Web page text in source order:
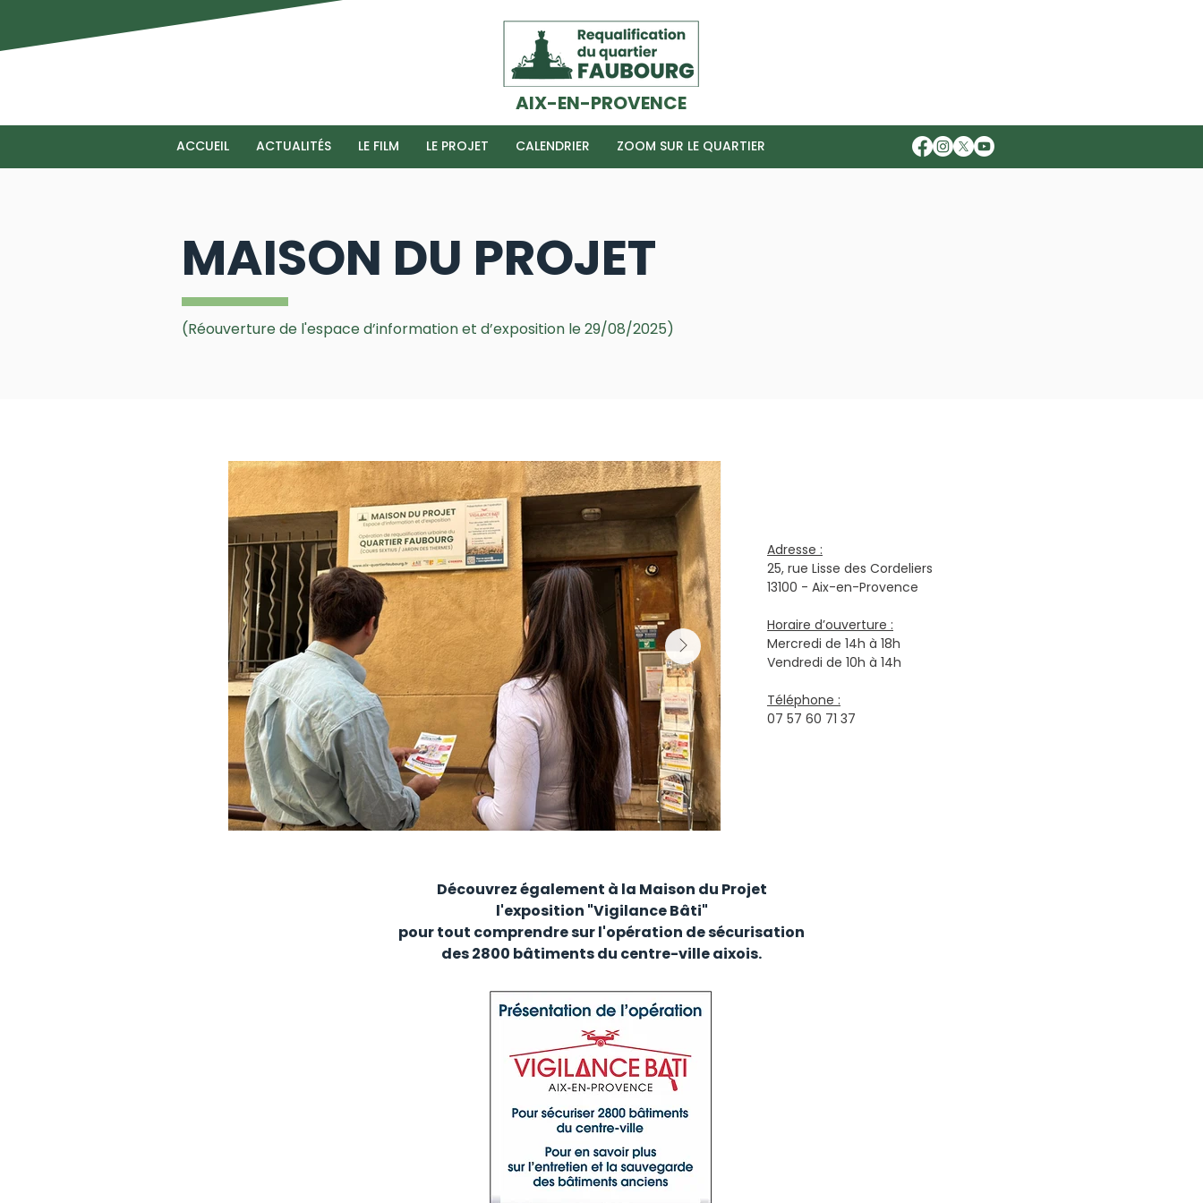
AIX-EN-PROVENCE
ACCUEIL ACTUALITÉS LE FILM LE PROJET CALENDRIER ZOOM SUR LE QUARTIER
MAISON DU PROJET
(Réouverture de l'espace d’information et d’exposition le 29/08/2025)
Adresse :
25, rue Lisse des Cordeliers
13100 - Aix-en-Provence
Horaire d’ouverture :
Mercredi de 14h à 18h
Vendredi de 10h à 14h
Téléphone :
07 57 60 71 37
Découvrez également à la Maison du Projet
l'exposition "Vigilance Bâti"
pour tout comprendre sur l'opération de sécurisation
des 2800 bâtiments du centre-ville aixois.